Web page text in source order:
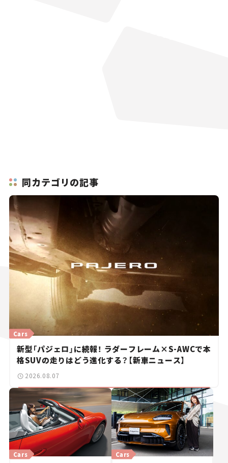
同カテゴリの記事
新型「パジェロ」に続報！ ラダーフレーム×S-AWCで本
格SUVの走りはどう進化する？【新車ニュース】
Cars
2026.08.07
Cars Cars